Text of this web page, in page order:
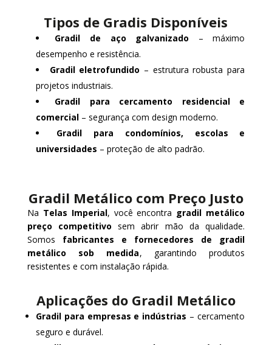
Tipos de Gradis Disponíveis
Gradil de aço galvanizado – máximo
desempenho e resistência.
Gradil eletrofundido – estrutura robusta para
projetos industriais.
Gradil para cercamento residencial e
comercial– segurança com design moderno.
Gradil para condomínios, escolas e
universidades – proteção de alto padrão.
Gradil Metálico com Preço Justo
Na Telas Imperial, você encontra gradil metálico
preço competitivo sem abrir mão da qualidade.
Somos fabricantes e fornecedores de gradil
metálico sob medida, garantindo produtos
resistentes e com instalação rápida.
Aplicações do Gradil Metálico
Gradil para empresas e indústrias – cercamento
seguro e durável.